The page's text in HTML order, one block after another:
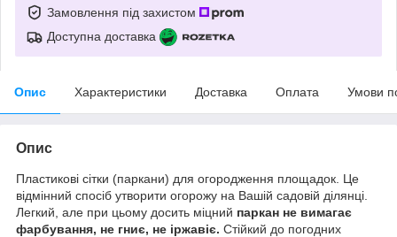
Замовлення під захистом
Доступна доставка
Опис Характеристики Доставка Оплата Умови
Опис
Пластикові сітки (паркани) для огородження площадок. Це
відмінний спосіб утворити огорожу на Вашій садовій ділянці.
Легкий, але при цьому досить міцний паркан не вимагає
фарбування, не гниє, не іржавіє. Стійкий до погодних